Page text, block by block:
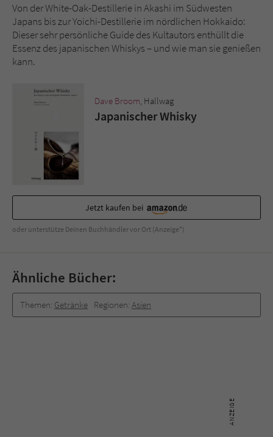
Von der White-Oak-Destillerie in Akashi im Südwesten
Japans bis zur Yoichi-Destillerie im nördlichen Hokkaido:
Dieser sehr persönliche Guide des Kultautors enthüllt die
Essenz des japanischen Whiskys – und wie man sie genießen
kann.
Dave Broom , Hallwag
Japanischer Whisky
Jetzt kaufen bei
oder unterstütze Deinen Buchhändler vor Ort (Anzeige*)
Ähnliche Bücher:
Themen: Getränke Regionen: Asien